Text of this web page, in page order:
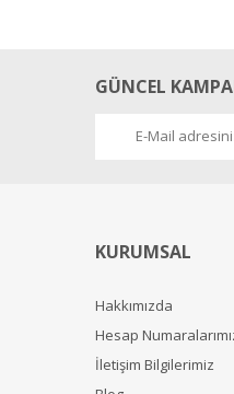
GÜNCEL
KURUMSAL
Hakkımızda
Hesap
İletişim Bilgilerimiz